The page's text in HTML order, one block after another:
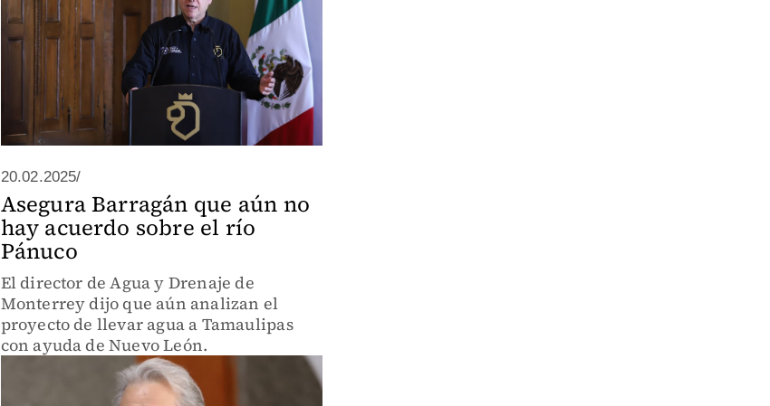
20.02.2025/
Asegura Barragán que aún no
hay acuerdo sobre el río
Pánuco
El director de Agua y Drenaje de
Monterrey dijo que aún analizan el
proyecto de llevar agua a Tamaulipas
con ayuda de Nuevo León.